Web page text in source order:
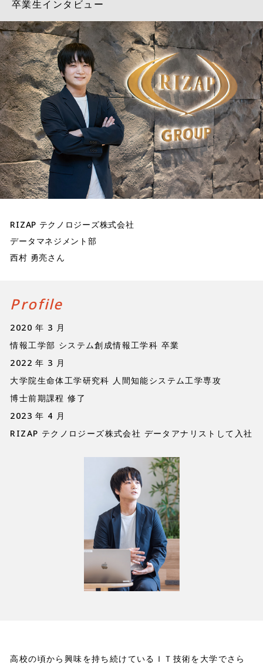
卒業生インタビュー
RIZAP テクノロジーズ株式会社
データマネジメント部
西村 勇亮さん
Profile
2020 年 3 月
情報工学部 システム創成情報工学科 卒業
2022 年 3 月
大学院生命体工学研究科 人間知能システム工学専攻
博士前期課程 修了
2023 年 4 月
RIZAP テクノロジーズ株式会社 データアナリストして入社
高校の頃から興味を持ち続けているＩＴ技術を大学でさら